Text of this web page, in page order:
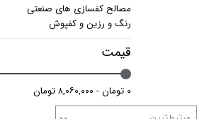
مصالح کفسازی های صنعتی
رنگ و رزین و کفپوش
قیمت
۰ تومان - ۸,۰۶۰,۰۰۰ تومان